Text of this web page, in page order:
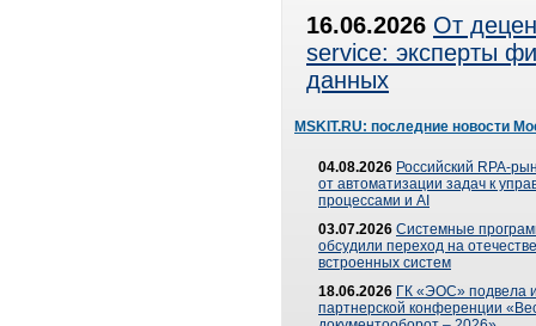
16.06.2026 От
service: эксперты
данных
MSKIT.RU: последние новости
04.08.2026 Российский RPA-
от автоматизации задач к
процессами и AI
03.07.2026 Системные
обсудили переход на
встроенных систем
18.06.2026 ГК «ЭОС» подвела
партнерской конференции